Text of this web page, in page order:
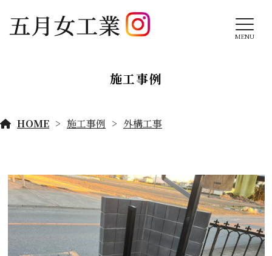
MENU
施工事例
HOME 施工事例 外構工事